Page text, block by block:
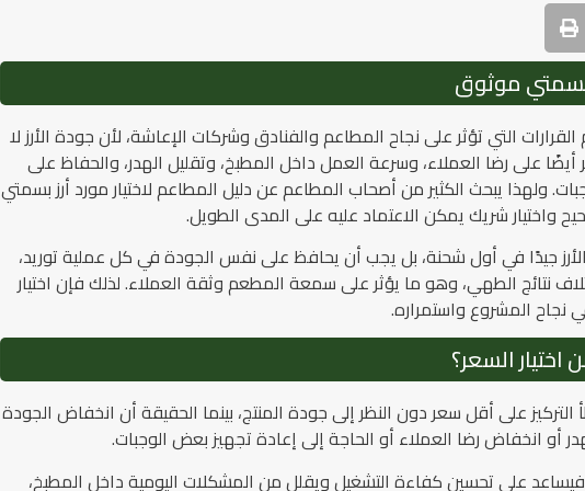
بسمتي موثوق
التي تؤثر على نجاح المطاعم والفنادق وشركات الإعاشة، لأن جودة الأرز لا
على رضا العملاء، وسرعة العمل داخل المطبخ، وتقليل الهدر، والحفاظ على
ولهذا يبحث الكثير من أصحاب المطاعم عن دليل المطاعم لاختيار مورد أرز بسمتي
واختيار شريك يمكن الاعتماد عليه على المدى الطويل.
جيدًا في أول شحنة، بل يجب أن يحافظ على نفس الجودة في كل عملية توريد،
نتائج الطهي، وهو ما يؤثر على سمعة المطعم وثقة العملاء. لذلك فإن اختيار
نجاح المشروع واستمراره.
اختيار السعر؟
على أقل سعر دون النظر إلى جودة المنتج، بينما الحقيقة أن انخفاض الجودة
أو انخفاض رضا العملاء أو الحاجة إلى إعادة تجهيز بعض الوجبات.
فيساعد على تحسين كفاءة التشغيل ويقلل من المشكلات اليومية داخل المطبخ،